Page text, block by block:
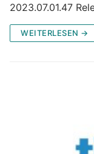
2023.07.01.47
WEITERLESEN →